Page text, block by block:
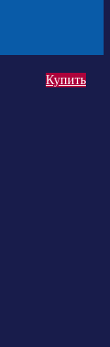
Купить